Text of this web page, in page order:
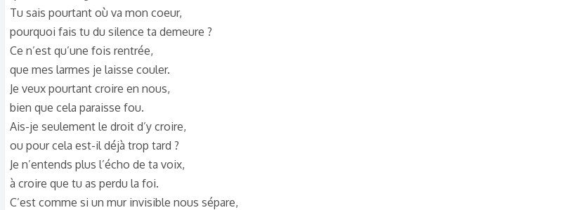
s
n
Tu sais pourtant où va mon coeur,
pourquoi fais tu du silence ta demeure ?
Ce n’est qu’une fois rentrée,
que mes larmes je laisse couler.
Je veux pourtant croire en nous,
bien que cela paraisse fou.
Ais-je seulement le droit d’y croire,
ou pour cela est-il déjà trop tard ?
Je n’entends plus l’écho de ta voix,
à croire que tu as perdu la foi.
C’est comme si un mur invisible nous sépare,